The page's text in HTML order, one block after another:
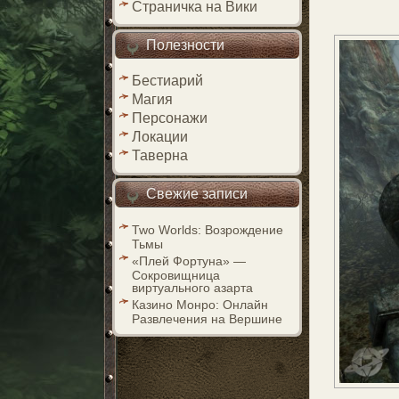
Страничка на Вики
Полезности
Бестиарий
Магия
Персонажи
Локации
Таверна
Свежие записи
Two Worlds: Возрождение
Тьмы
«Плей Фортуна» —
Сокровищница
виртуального азарта
Казино Монро: Онлайн
Развлечения на Вершине